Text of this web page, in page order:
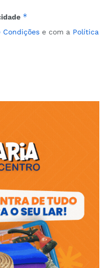
*
Condições e com a Política